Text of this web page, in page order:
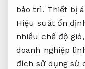
bảo trì. Thiết bị
Hiệu suất ổn
nhiều chế độ gió,
doanh nghiệp
đích sử dụng sử